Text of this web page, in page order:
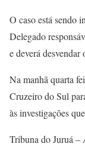
O caso está sendo
Delegado
e deverá
Na manhã quarta
Cruzeiro do Sul
às investigações
Tribuna do Juruá